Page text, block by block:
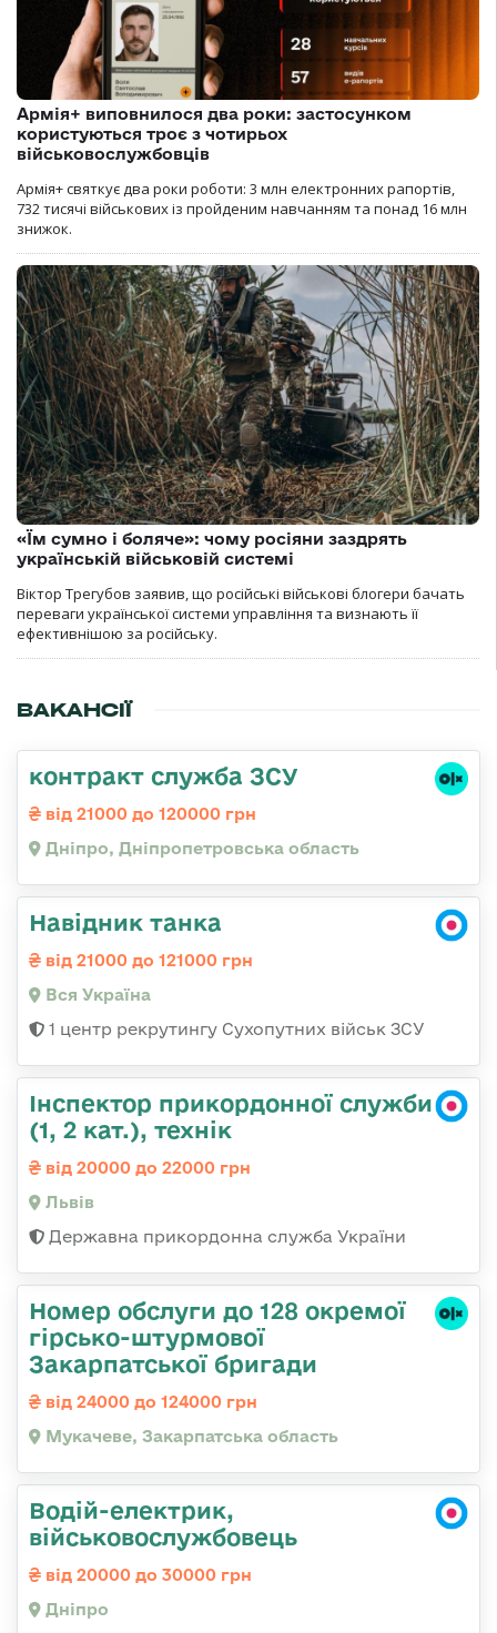
Армія+ виповнилося два роки: застосунком
користуються троє з чотирьох
військовослужбовців
Армія+ святкує два роки роботи: 3 млн електронних рапортів,
732 тисячі військових із пройденим навчанням та понад 16 млн
знижок.
«Їм сумно і боляче»: чому росіяни заздрять
українській військовій системі
Віктор Трегубов заявив, що російські військові блогери бачать
переваги української системи управління та визнають її
ефективнішою за російську.
ВАКАНСІЇ
контракт служба ЗСУ
від 21000 до 120000 грн
Дніпро, Дніпропетровська область
Навідник танка
від 21000 до 121000 грн
Вся Україна
1 центр рекрутингу Сухопутних військ ЗСУ
Інспектор прикордонної служби
(1, 2 кат.), технік
від 20000 до 22000 грн
Львів
Державна прикордонна служба України
Номер обслуги до 128 окремої
гірсько-штурмової
Закарпатської бригади
від 24000 до 124000 грн
Мукачеве, Закарпатська область
Водій-електрик,
військовослужбовець
від 20000 до 30000 грн
Дніпро